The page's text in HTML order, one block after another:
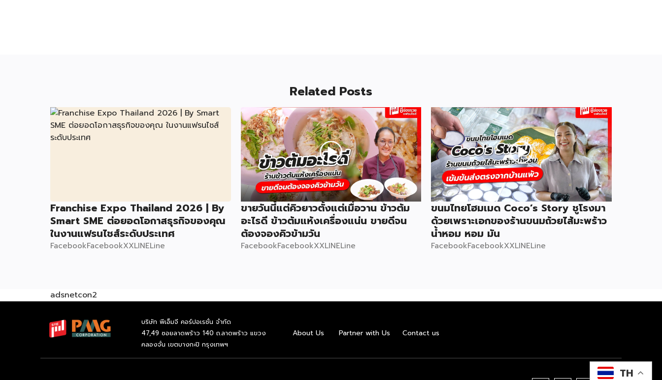
Related Posts
Franchise Expo Thailand 2026 | By
Smart SME ต่อยอดโอกาสธุรกิจของคุณ
ในงานแฟรนไชส์ระดับประเทศ
FacebookFacebookXXLINELine
ขายวันนี้แต่คิวยาวตั้งแต่เมื่อวาน ข้าวต้ม
อะไรดี ข้าวต้มแห้งเครื่องแน่น ขายดีจน
ต้องจองคิวข้ามวัน
FacebookFacebookXXLINELine
ขนมไทยโฮมเมด Coco’s Story ชูโรงมา
ด้วยเพราะเอกของร้านขนมถ้วยไส้มะพร้าว
น้ำหอม หอม มัน
FacebookFacebookXXLINELine
adsnetcon2
บริษัท พีเอ็มจี คอร์ปอเรชั่น จำกัด
47,49 ซอยลาดพร้าว 140 ถ.ลาดพร้าว แขวง
คลองจั่น เขตบางกะปิ กรุงเทพฯ
About Us Partner with Us Contact us
TH